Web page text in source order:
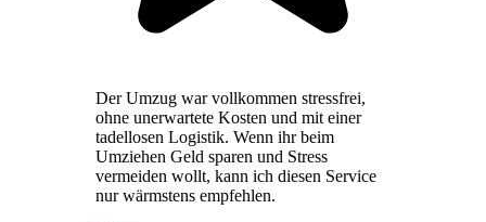
Der Umzug war vollkommen stressfrei,
ohne unerwartete Kosten und mit einer
tadellosen Logistik. Wenn ihr beim
Umziehen Geld sparen und Stress
vermeiden wollt, kann ich diesen Service
nur wärmstens empfehlen.